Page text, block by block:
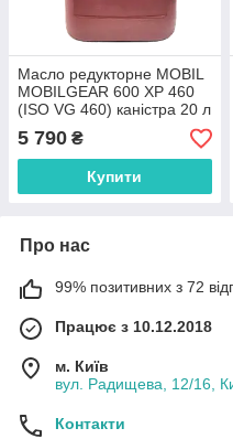
Масло редукторне MOBIL
MOBILGEAR 600 XP 460
(ISO VG 460) каністра 20 л
Мобіл Мобилгир 460
Мобіл Мобілгір 460
5 790 ₴
Купити
Про нас
99% позитивних з 72
Працює з 10.12.2018
м. Київ
вул. Радищева, 12/16,
Контакти